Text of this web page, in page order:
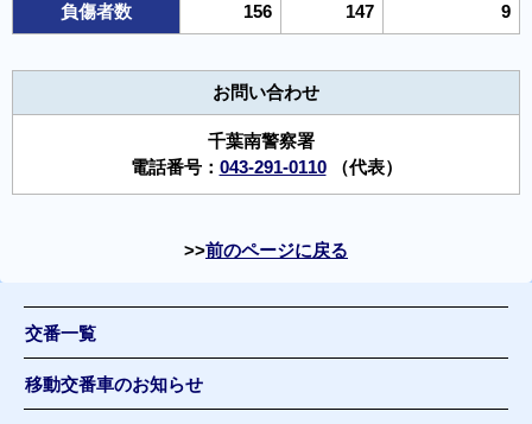
負傷者数 156 147 9
お問い合わせ
千葉南警察署
電話番号： 043-291-0110（代表）
前のページに戻る
交番一覧
移動交番車のお知らせ